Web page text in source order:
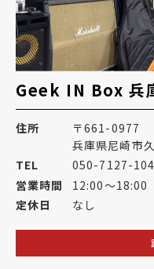
Geek IN Box 兵
住所
〒661-0977
兵庫県尼崎市
TEL
050-7127-
営業時間
12:00～18:00
定休日
なし